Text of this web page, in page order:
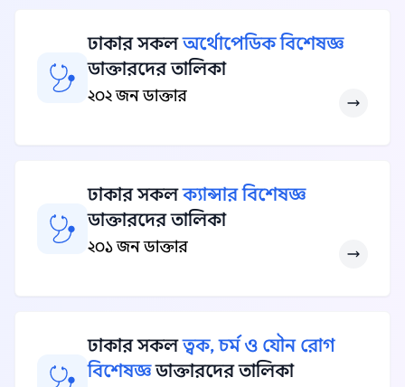
ঢাকার সকলঅর্থোপেডিক বিশেষজ্ঞ
ডাক্তারদের তালিকা
২০২ জন ডাক্তার
ঢাকার সকলক্যান্সার বিশেষজ্ঞ
ডাক্তারদের তালিকা
২০১ জন ডাক্তার
ঢাকার সকলত্বক, চর্ম ও যৌন রোগ
বিশেষজ্ঞডাক্তারদের তালিকা